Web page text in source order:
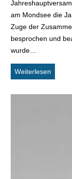
am Mondsee die
Zuge der
besprochen und
wurde…
Weiterlesen